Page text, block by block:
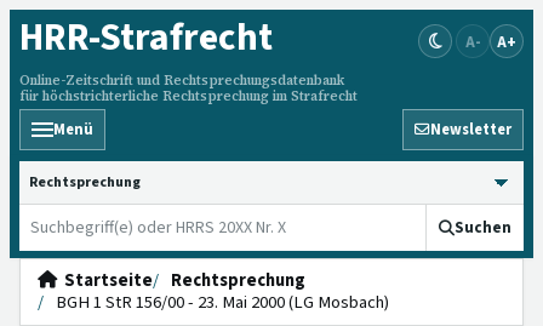
HRR-Strafrecht
Online-Zeitschrift und Rechtsprechungsdatenbank
für höchstrichterliche Rechtsprechung im Strafrecht
A- A+
Menü Newsletter
HRRS durchsuchen
Suchen
Startseite
Rechtsprechung
BGH 1 StR 156/00 - 23. Mai 2000 (LG Mosbach)